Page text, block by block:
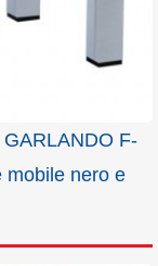
F-
mobile nero e